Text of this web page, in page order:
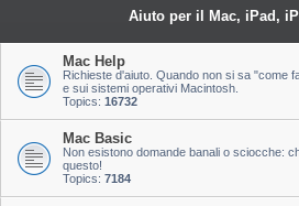
Aiuto per il Mac, iPad,
Mac Help
Richieste d'aiuto. Quando non si sa "come
e sui sistemi operativi Macintosh.
Topics: 16732
Mac Basic
Non esistono domande banali o sciocche:
questo!
Topics: 7184